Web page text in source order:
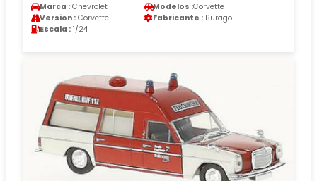
Marca : Chevrolet Modelos :Corvette
Version : Corvette Fabricante : Burago
Escala : 1/24